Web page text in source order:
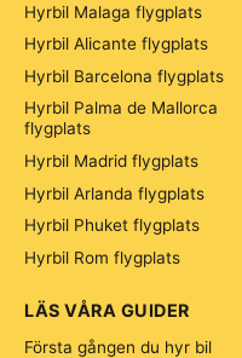
Hyrbil Malaga flygplats
Hyrbil Alicante flygplats
Hyrbil Barcelona flygplats
Hyrbil Palma de Mallorca
flygplats
Hyrbil Madrid flygplats
Hyrbil Arlanda flygplats
Hyrbil Phuket flygplats
Hyrbil Rom flygplats
LÄS VÅRA GUIDER
Första gången du hyr bil